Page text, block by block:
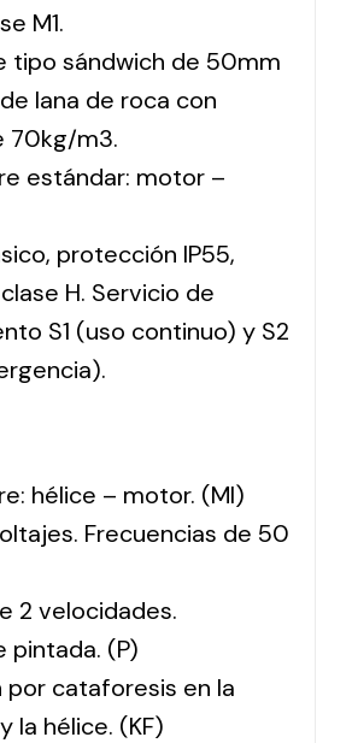
M1.
tipo sándwich de 50mm
lana de roca con
70kg/m3.
estándar: motor –
protección IP55,
H. Servicio de
S1 (uso continuo) y S2
hélice – motor. (MI)
Frecuencias de 50
2 velocidades.
pintada. (P)
por cataforesis en la
la hélice. (KF)